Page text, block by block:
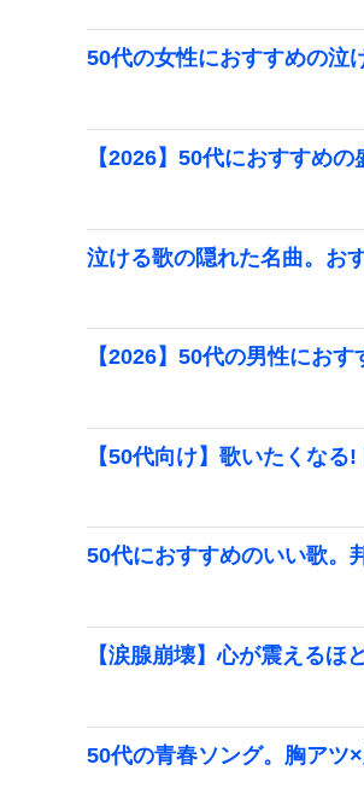
50代の女性におすすめの泣
【2026】50代におすすめ
泣ける歌の隠れた名曲。お
【2026】50代の男性にお
【50代向け】歌いたくな
50代におすすめのいい歌。
【涙腺崩壊】心が震える
50代の青春ソング。胸アツ